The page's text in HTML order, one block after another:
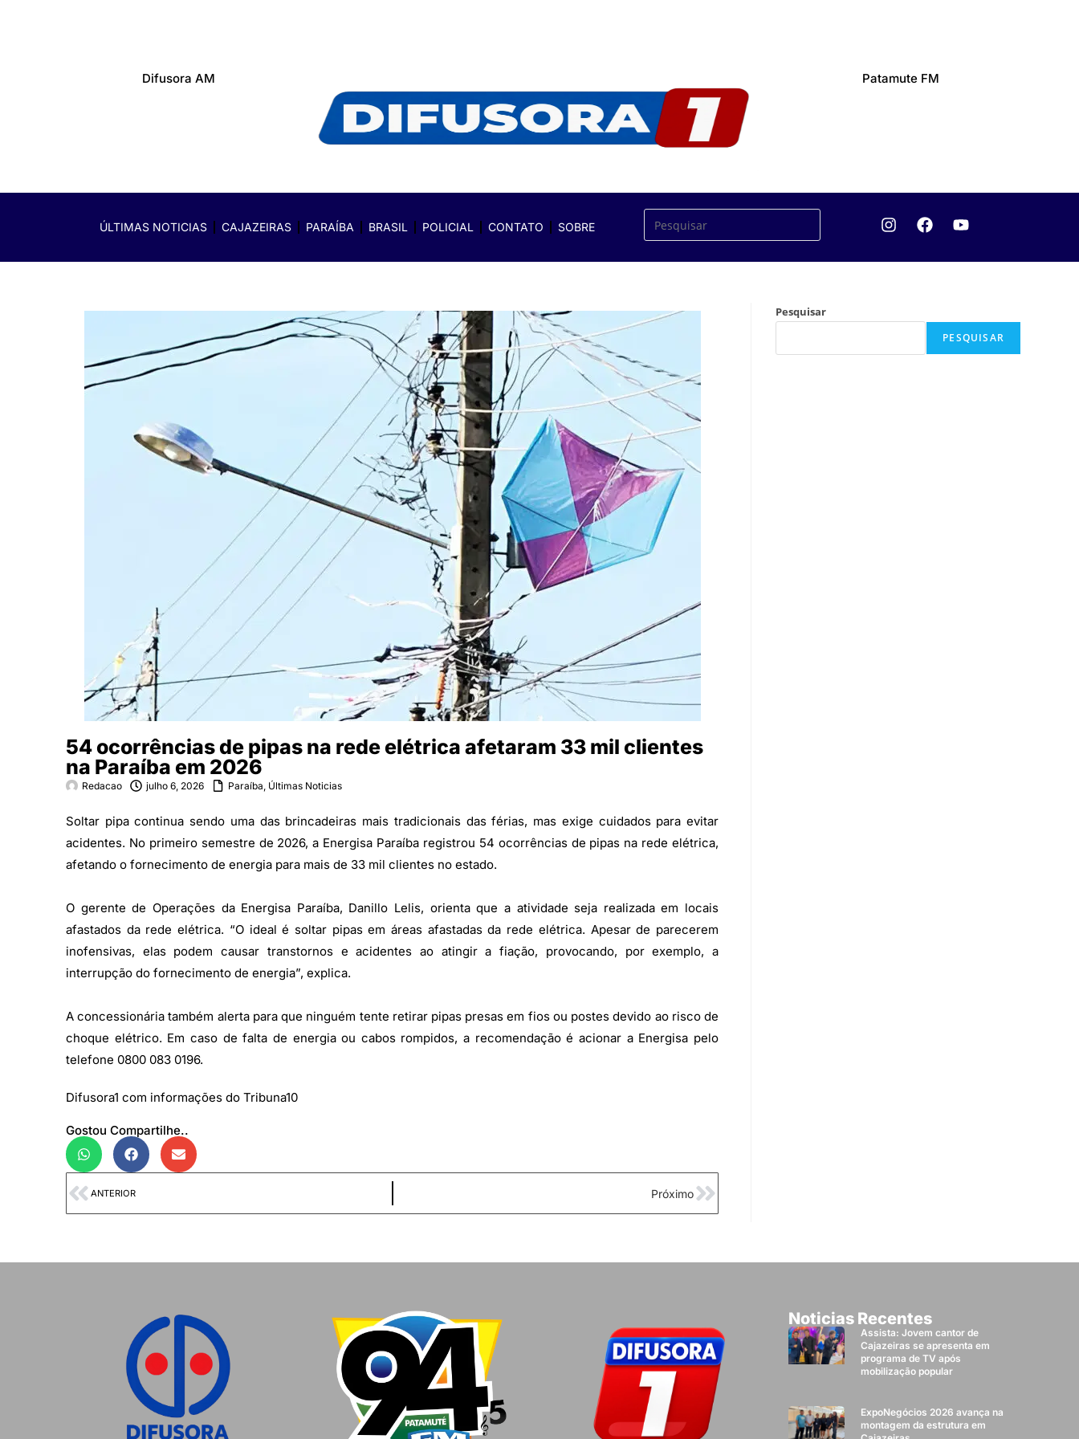
Difusora AM Patamute FM
ÚLTIMAS NOTICIAS CAJAZEIRAS PARAÍBA BRASIL POLICIAL CONTATO SOBRE
54 ocorrências de pipas na rede elétrica afetaram 33 mil clientes
na Paraíba em 2026
Redacao julho 6, 2026 Paraíba, Últimas Noticias
Soltar pipa continua sendo uma das brincadeiras mais tradicionais das férias, mas exige cuidados para evitar
acidentes. No primeiro semestre de 2026, a Energisa Paraíba registrou 54 ocorrências de pipas na rede elétrica,
afetando o fornecimento de energia para mais de 33 mil clientes no estado.
O gerente de Operações da Energisa Paraíba, Danillo Lelis, orienta que a atividade seja realizada em locais
afastados da rede elétrica. “O ideal é soltar pipas em áreas afastadas da rede elétrica. Apesar de parecerem
inofensivas, elas podem causar transtornos e acidentes ao atingir a fiação, provocando, por exemplo, a
interrupção do fornecimento de energia”, explica.
A concessionária também alerta para que ninguém tente retirar pipas presas em fios ou postes devido ao risco de
choque elétrico. Em caso de falta de energia ou cabos rompidos, a recomendação é acionar a Energisa pelo
telefone 0800 083 0196.
Difusora1 com informações do Tribuna10
Gostou Compartilhe..
ANTERIOR Próximo
Pesquisar
PESQUISAR
Noticias Recentes
Assista: Jovem cantor de
Cajazeiras se apresenta em
programa de TV após
mobilização popular
ExpoNegócios 2026 avança na
montagem da estrutura em